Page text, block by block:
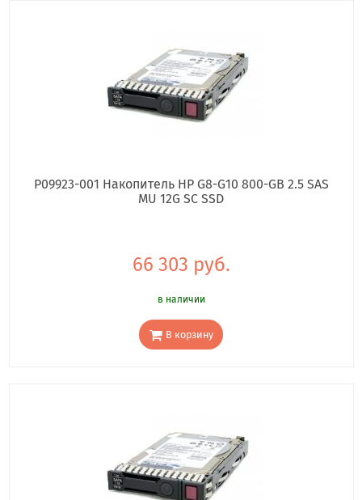
P09923-001 Накопитель HP G8-G10 800-GB 2.5 SAS
MU 12G SC SSD
66 303 руб.
в наличии
В корзину